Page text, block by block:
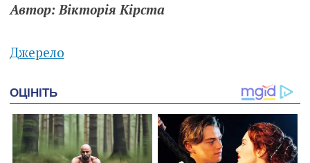
Автор: Вікторія Кірста
Джерело